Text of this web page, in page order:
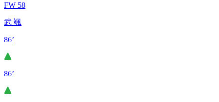
FW 58
武 颯
86’
86’